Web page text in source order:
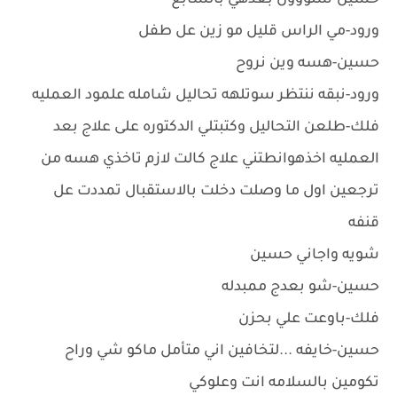
ورود-مي الراس قليل مو زين عل طفل
حسين-هسه وين نروح
ورود-نبقه ننتظر سوتلهه تحاليل شامله علمود العمليه
فلك-طلعن التحاليل وكتبتلي الدكتوره على علاج بعد
العمليه اخذهوانطتني علاج كالت لازم تاخذي هسه من
ترجعين اول ما وصلت دخلت بالاستقبال تمددت عل
قنفه
شويه واجاني حسين
حسين-شو بعدج ممبدله
فلك-باوعت علي بحزن
حسين-خايفه ...لتخافين اني متأمل ماكو شي وراح
تكومين بالسلامه انت وعلوكي